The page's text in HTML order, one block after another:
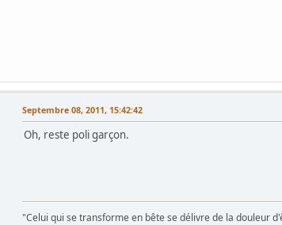
Septembre 08, 2011, 15:42:42
Oh, reste poli garçon.
"Celui qui se transforme en bête se délivre de la douleur